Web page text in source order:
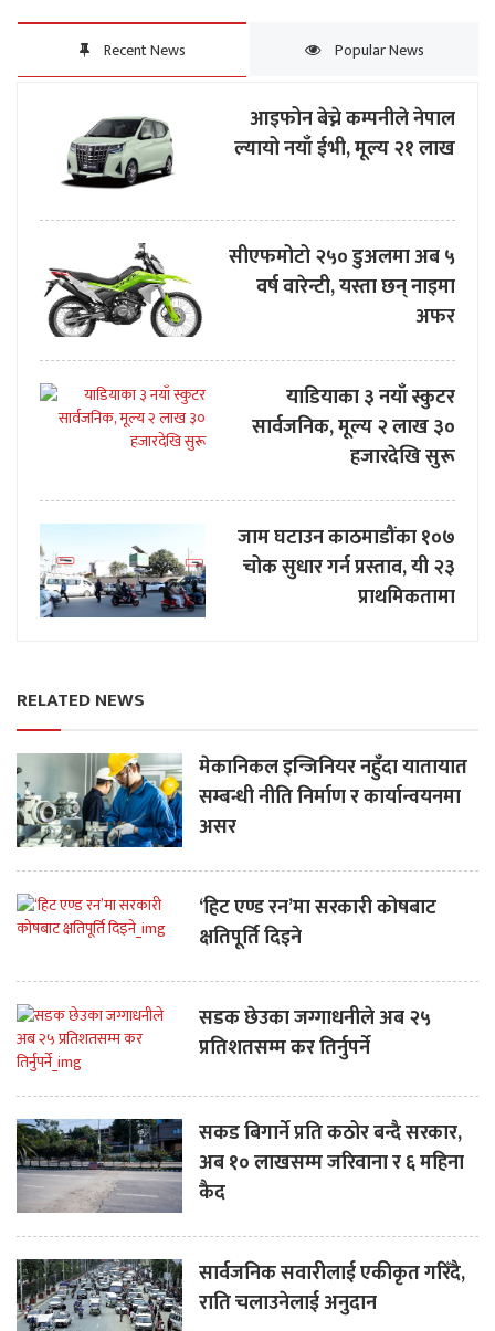
Recent News Popular News
आइफोन बेच्ने कम्पनीले नेपाल
ल्यायो नयाँ ईभी, मूल्य २१ लाख
सीएफमोटो २५० डुअलमा अब ५
वर्ष वारेन्टी, यस्ता छन् नाइमा
अफर
याडियाका ३ नयाँ स्कुटर
सार्वजनिक, मूल्य २ लाख ३०
हजारदेखि सुरू
जाम घटाउन काठमाडौंका १०७
चोक सुधार गर्न प्रस्ताव, यी २३
प्राथमिकतामा
RELATED NEWS
मेकानिकल इन्जिनियर नहुँदा यातायात
सम्बन्धी नीति निर्माण र कार्यान्वयनमा
असर
‘हिट एण्ड रन’मा सरकारी कोषबाट
क्षतिपूर्ति दिइने
सडक छेउका जग्गाधनीले अब २५
प्रतिशतसम्म कर तिर्नुपर्ने
सकड बिगार्ने प्रति कठोर बन्दै सरकार,
अब १० लाखसम्म जरिवाना र ६ महिना
कैद
सार्वजनिक सवारीलाई एकीकृत गरिँदै,
राति चलाउनेलाई अनुदान